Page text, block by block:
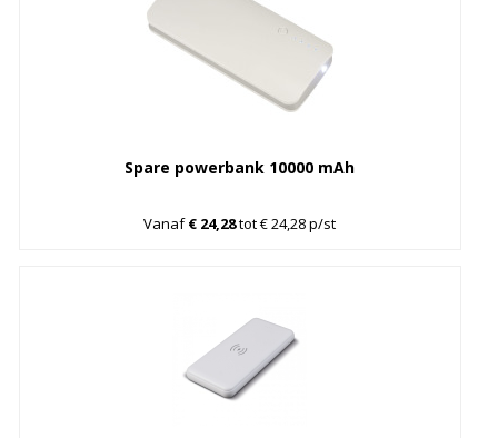
Spare powerbank 10000 mAh
Vanaf€ 24,28tot € 24,28 p/st